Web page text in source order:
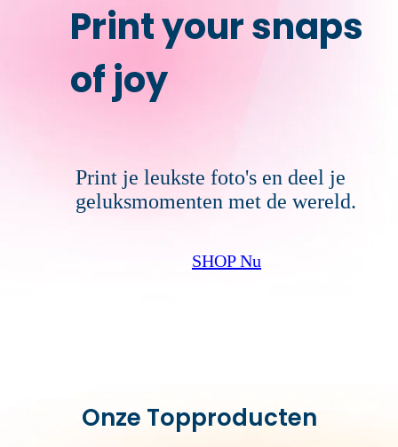
Print your snaps
of joy
Print je leukste foto's en deel je
geluksmomenten met de wereld.
SHOP Nu
Onze Topproducten